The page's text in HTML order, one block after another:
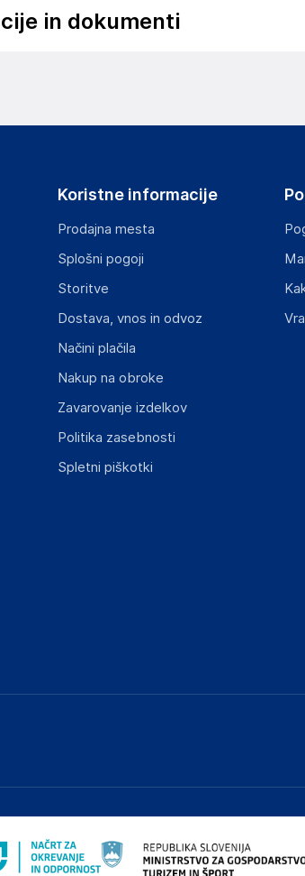
in dokumenti
na embalaži izdelka in lahko
varnostnimi in drugimi ključnimi informacijami,
Koristne informacije
Prodajna mesta
Splošni pogoji
Storitve
Dostava, vnos in odvoz
Načini plačila
Nakup na obroke
Zavarovanje izdelkov
Politika zasebnosti
Spletni piškotki